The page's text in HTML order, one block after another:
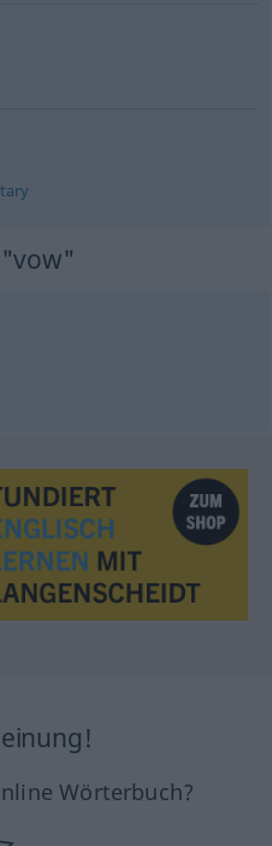
Wörterbuch?